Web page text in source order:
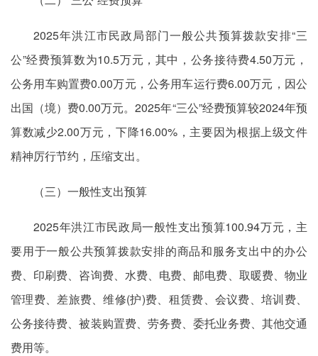
2025年洪江市民政局部门一般公共预算拨款安排“三
公”经费预算数为10.5万元，其中，公务接待费4.50万元，
公务用车购置费0.00万元，公务用车运行费6.00万元，因公
出国（境）费0.00万元。2025年“三公”经费预算较2024年预
算数减少2.00万元，下降16.00%，主要因为根据上级文件
精神厉行节约，压缩支出。
（三）一般性支出预算
2025年洪江市民政局一般性支出预算100.94万元，主
要用于一般公共预算拨款安排的商品和服务支出中的办公
费、印刷费、咨询费、水费、电费、邮电费、取暖费、物业
管理费、差旅费、维修(护)费、租赁费、会议费、培训费、
公务接待费、被装购置费、劳务费、委托业务费、其他交通
费用等。